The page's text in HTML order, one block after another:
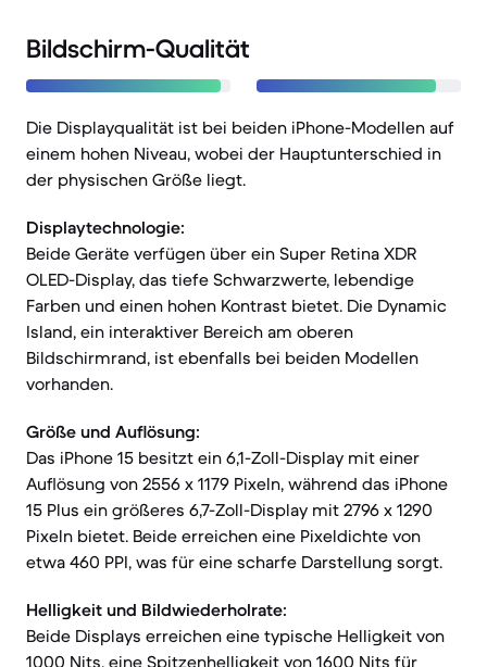
Bildschirm-Qualität
Die Displayqualität ist bei beiden iPhone-Modellen auf
einem hohen Niveau, wobei der Hauptunterschied in
der physischen Größe liegt.
Displaytechnologie:
Beide Geräte verfügen über ein Super Retina XDR
OLED-Display, das tiefe Schwarzwerte, lebendige
Farben und einen hohen Kontrast bietet. Die Dynamic
Island, ein interaktiver Bereich am oberen
Bildschirmrand, ist ebenfalls bei beiden Modellen
vorhanden.
Größe und Auflösung:
Das iPhone 15 besitzt ein 6,1-Zoll-Display mit einer
Auflösung von 2556 x 1179 Pixeln, während das iPhone
15 Plus ein größeres 6,7-Zoll-Display mit 2796 x 1290
Pixeln bietet. Beide erreichen eine Pixeldichte von
etwa 460 PPI, was für eine scharfe Darstellung sorgt.
Helligkeit und Bildwiederholrate:
Beide Displays erreichen eine typische Helligkeit von
1000 Nits, eine Spitzenhelligkeit von 1600 Nits für